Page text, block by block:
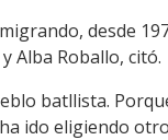
desde
Alba Roballo, citó.
batllista.
ido eligiendo